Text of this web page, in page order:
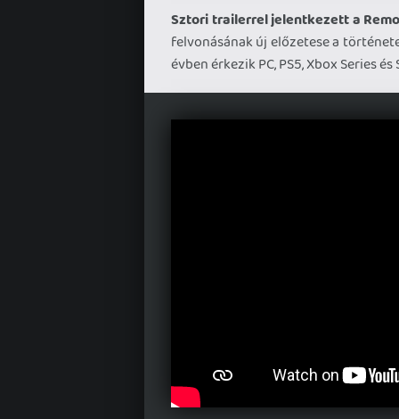
Sztori trailerrel jelentkezett a
felvonásának új előzetese a
évben érkezik PC, PS5, Xbox Series